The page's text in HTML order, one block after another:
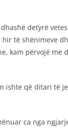
detyrë
të shënimeve
kam përvojë
ishte që ditari të
ca nga